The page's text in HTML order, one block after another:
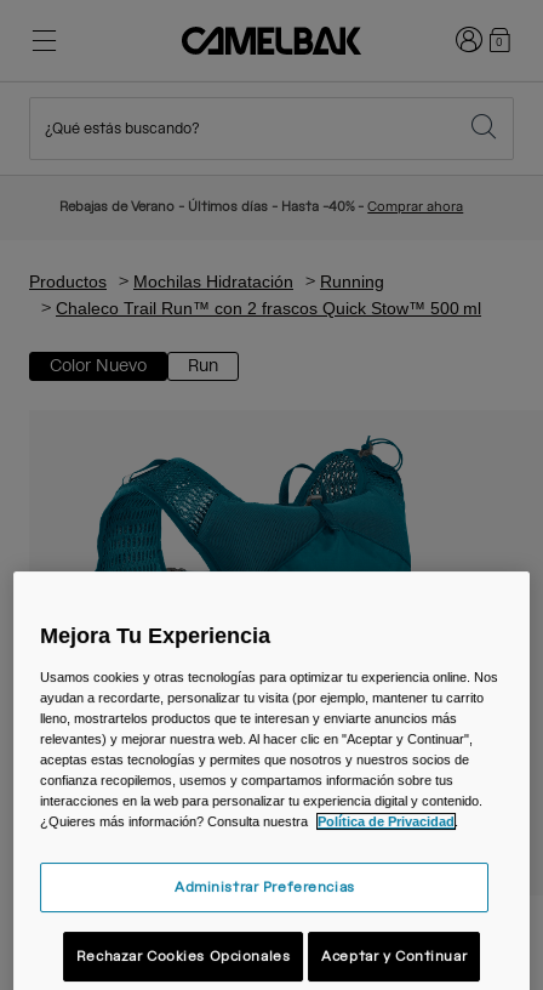
Novedades
Mochilas Hidratación
Bidones
Botellas
Riñoneras
Bolsas Bici
Bolsas Hidratación
Accessorios
Senderismo
Viajar y estilo de vida
Adiós a los desechables
Partners
Iniciar0
¿Qué estás buscando?
Rebajas de Verano - Últimos días - Hasta -40% -Comprar ahora
Productos Mochilas Hidratación
Running
Chaleco Trail Run™ con 2 frascos Quick Stow™ 500 ml
Color Nuevo Run
Chaleco Trail Run™ con 2 frascos Quick
Stow™ 500 ml
Mejora Tu Experiencia
Usamos cookies y otras tecnologías para optimizar tu experiencia online. Nos
ayudan a recordarte, personalizar tu visita (por ejemplo, mantener tu carrito
lleno, mostrartelos productos que te interesan y enviarte anuncios más
relevantes) y mejorar nuestra web. Al hacer clic en "Aceptar y Continuar",
aceptas estas tecnologías y permites que nosotros y nuestros socios de
confianza recopilemos, usemos y compartamos información sobre tus
interacciones en la web para personalizar tu experiencia digital y contenido.
¿Quieres más información? Consulta nuestra
Política de Privacidad
Administrar Preferencias
Rechazar Cookies Opcionales Aceptar y Continuar